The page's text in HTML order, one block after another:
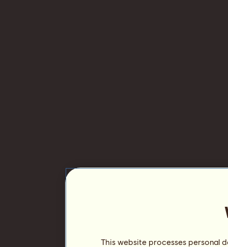
This website processes personal